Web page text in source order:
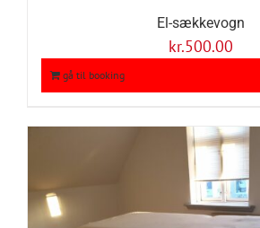
El-sækkevogn
kr.500.00
gå til booking